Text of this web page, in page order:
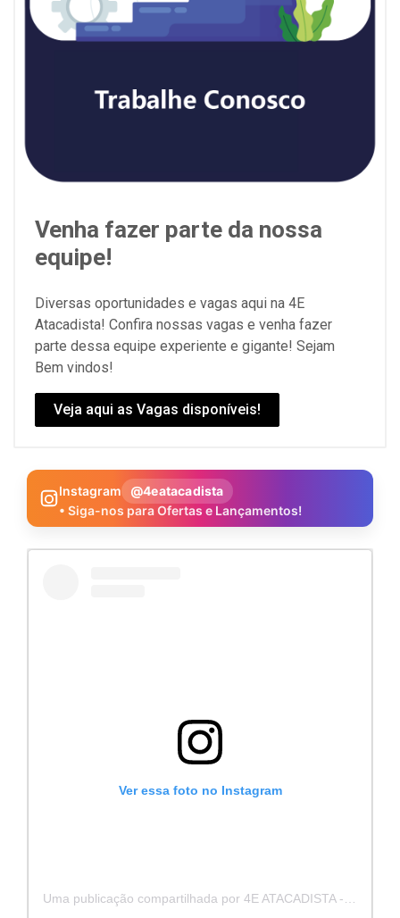
Venha fazer parte da nossa
equipe!
Diversas oportunidades e vagas aqui na 4E
Atacadista! Confira nossas vagas e venha fazer
parte dessa equipe experiente e gigante! Sejam
Bem vindos!
Veja aqui as Vagas disponíveis!
Instagram
@4eatacadista
• Siga-nos para Ofertas e Lançamentos!
Ver essa foto no Instagram